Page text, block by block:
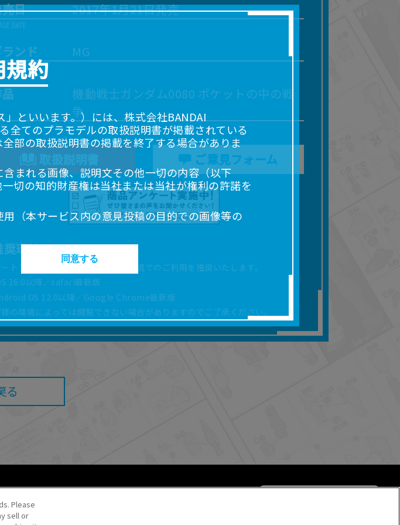
日 2017年1月21日発売
ンド MG
機動戦士ガンダム0080 ポケットの中の戦
争
取扱説明書 ご意見フォーム
奨環境について
ートフォン、タブレットは以下の環境でのご利用を推奨いたします。
16.0以降／safari最新版
OS 12.0以降／Google Chrome最新版
の環境によっては閲覧できない場合がありますのでご了承ください。
る
Please
sell or
規約
といいます。）には、株式会社BANDAI
全てのプラモデルの取扱説明書が掲載されている
部の取扱説明書の掲載を終了する場合がありま
まれる画像、説明文その他一切の内容（以下
切の知的財産権は当社または当社が権利の許諾を
（本サービス内の意見投稿の目的での画像等の
変、掲示、頒布、配信、販売、出版等を含むがこ
品に同梱されたものと異なる場合があります。
は予告なく変更される場合があります。
が、取扱説明書の完全性を保証するものではあ
用いただけない場合があります。
たことにより利用者に何らかの損害が生じたと
たは停止することがあります。また当社は、本
同意する